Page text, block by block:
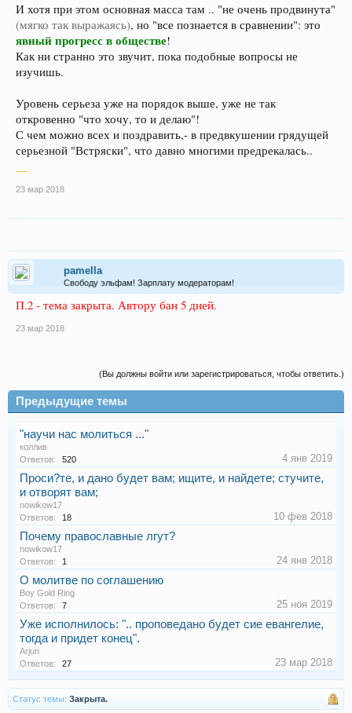
И хотя при этом основная масса там .. "не очень продвинута"
(мягко так выражаясь), но "все познается в сравнении": это
явный прогресс в обществе!
Как ни странно это звучит, пока подобные вопросы не
изучишь.
Уровень серьеза уже на порядок выше, уже не так
откровенно "что хочу, то и делаю"!
С чем можно всех и поздравить,- в предвкушении грядущей
серьезной "Встряски", что давно многими предрекалась..
23 мар 2018
pamella
Свободу эльфам! Зарплату модераторам!
П.2 - тема закрыта. Автору бан 5 дней.
23 мар 2018
(Вы должны войти или зарегистрироваться, чтобы ответить.)
Предыдущие темы
"научи нас молиться ..."
коллив
Ответов:
520 4 янв 2019
Проси?те, и дано будет вам; ищите, и найдете; стучите,
и отворят вам;
nowikow17
Ответов:
18 10 фев 2018
Почему православные лгут?
nowikow17
Ответов:
1 24 янв 2018
О молитве по соглашению
Boy Gold Ring
Ответов:
7 25 ноя 2019
Уже исполнилось: ".. проповедано будет сие евангелие,
тогда и придет конец".
Arjun
Ответов:
27 23 мар 2018
Статус темы: Закрыта.